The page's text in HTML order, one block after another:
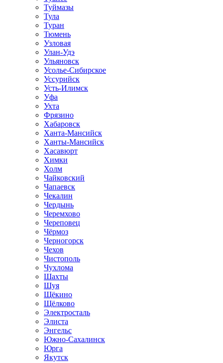
Туймазы
Тула
Туран
Тюмень
Узловая
Улан-Удэ
Ульяновск
Усолье-Сибирское
Уссурийск
Усть-Илимск
Уфа
Ухта
Фрязино
Хабаровск
Ханта-Мансийск
Ханты-Мансийск
Хасавюрт
Химки
Холм
Чайковский
Чапаевск
Чекалин
Чердынь
Черемхово
Череповец
Чёрмоз
Черногорск
Чехов
Чистополь
Чухлома
Шахты
Шуя
Щёкино
Щёлково
Электросталь
Элиста
Энгельс
Южно-Сахалинск
Юрга
Якутск